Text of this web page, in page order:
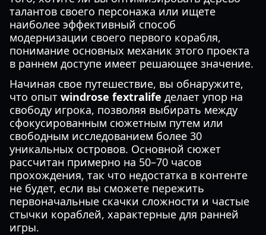
талантов своего персонажа или ищете
наиболее эффективный способ
модернизации своего первого корабля,
понимание основных механик этого проекта
в раннем доступе имеет решающее значение.
Начиная свое путешествие, вы обнаружите,
что опыт windrose fextralife делает упор на
свободу игрока, позволяя выбирать между
сфокусированным сюжетным путем или
свободным исследованием более 30
уникальных островов. Основной сюжет
рассчитан примерно на 50–70 часов
прохождения, так что недостатка в контенте
не будет, если вы сможете пережить
первоначальные скачки сложности и частые
стычки кораблей, характерные для ранней
игры.